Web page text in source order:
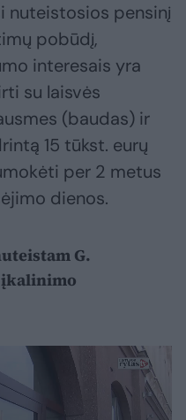
nuteistosios pensinį
pobūdį,
interesais yra
su laisvės
(baudas) ir
15 tūkst. eurų
per 2 metus
dienos.
G.